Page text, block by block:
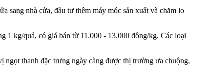
sang nhà cửa, đầu tư thêm máy móc sản xuất và chăm lo
1 kg/quả, có giá bán từ 11.000 - 13.000 đồng/kg. Các loại
thanh đặc trưng ngày càng được thị trường ưa chuộng,